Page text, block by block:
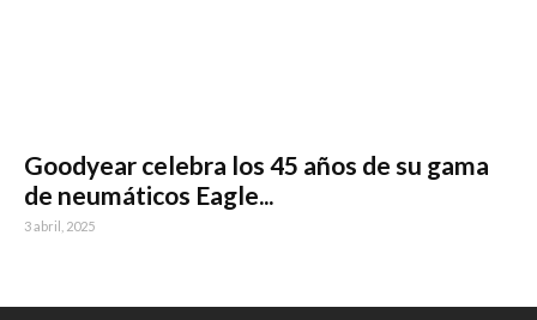
Goodyear celebra los 45 años de su gama
de neumáticos Eagle...
3 abril, 2025